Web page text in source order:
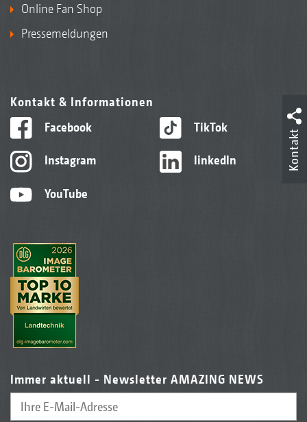
Online Fan Shop
Pressemeldungen
Kontakt & Informationen
Facebook
Instagram
YouTube
TikTok
linkedIn
Immer aktuell - Newsletter AMAZING NEWS
Kontakt